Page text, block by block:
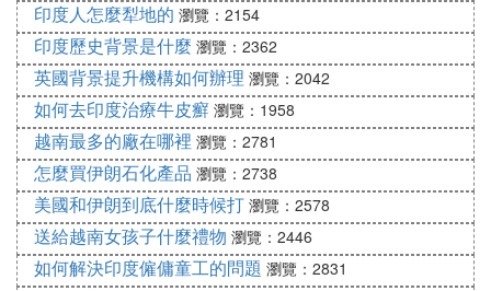
印度人怎麼犁地的 瀏覽：2154
印度歷史背景是什麼 瀏覽：2362
英國背景提升機構如何辦理 瀏覽：2042
如何去印度治療牛皮癬 瀏覽：1958
越南最多的廠在哪裡 瀏覽：2781
怎麼買伊朗石化產品 瀏覽：2738
美國和伊朗到底什麼時候打 瀏覽：2578
送給越南女孩子什麼禮物 瀏覽：2446
如何解決印度僱傭童工的問題 瀏覽：2831